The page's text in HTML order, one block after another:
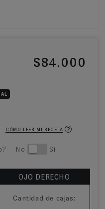
Precio habitual
$84.000
CÓMO LEER MI RECETA
No Sí
OJO DERECHO
Cantidad de cajas: